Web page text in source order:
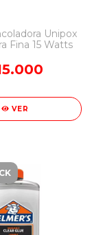
Unipox
Fina 15 Watts
VER